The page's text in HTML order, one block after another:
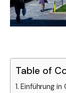
Table of
Einführung in